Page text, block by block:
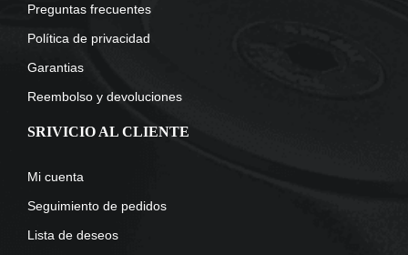
Preguntas frecuentes
Política de privacidad
Garantias
Reembolso y devoluciones
SRIVICIO AL CLIENTE
Mi cuenta
Seguimiento de pedidos
Lista de deseos